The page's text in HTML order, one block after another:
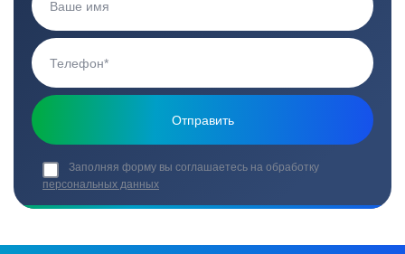
Заполняя форму вы соглашаетесь на обработку
персональных данных